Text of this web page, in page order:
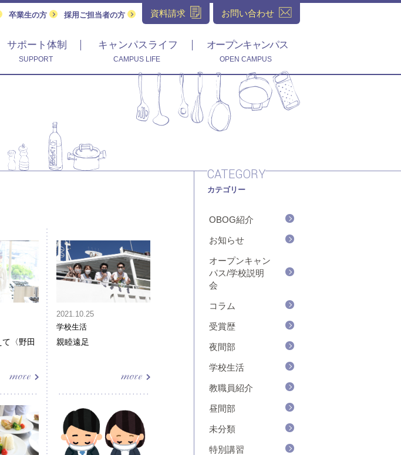
卒業生の方 採用ご担当者の方 資料請求 お問い合わせ
サポート体制
SUPPORT
キャンパスライフ
CAMPUS LIFE
オープンキャンパス
OPEN CAMPUS
〈野田
2021.10.25
学校生活
親睦遠足
CATEGORY
カテゴリー
OBOG紹介
お知らせ
オープンキャン
パス/学校説明
会
コラム
受賞歴
夜間部
学校生活
教職員紹介
昼間部
未分類
特別講習